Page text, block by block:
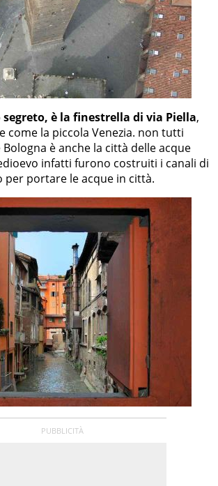
è la finestrella di via Piella,
come la piccola Venezia. non tutti
è anche la città delle acque
infatti furono costruiti i canali di
per portare le acque in città.